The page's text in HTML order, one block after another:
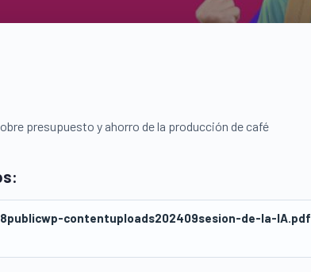
presupuesto y ahorro de la producción de café
contentuploads202409sesion-de-la-IA.pdf